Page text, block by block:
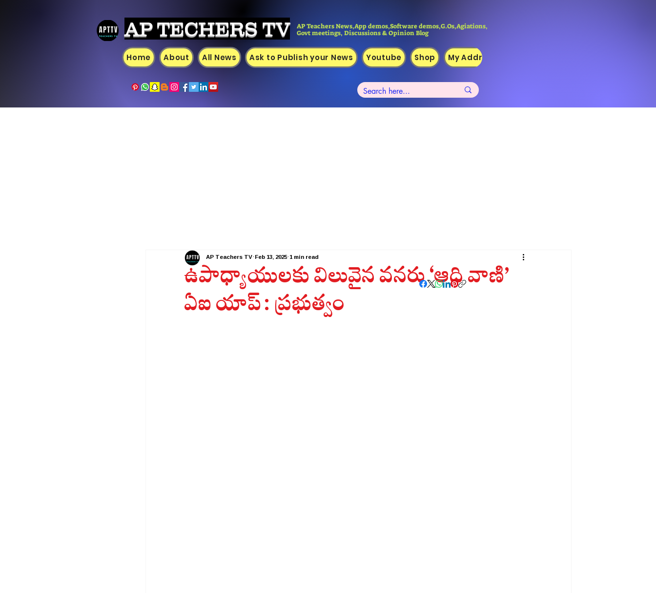
Home About All News Ask to Publish your News Youtube Shop My Addresses
AP TECHERS TV
AP Teachers News,App demos,Software demos,G.Os,Agiations,
Govt meetings, Discussions & Opinion Blog
ఉపాధ్యాయులకు విలువైన వనరు ‘ఆది వాణి’
ఏఐ యాప్ : ప్రభుత్వం
AP Teachers TV Feb 13, 2025 1 min read